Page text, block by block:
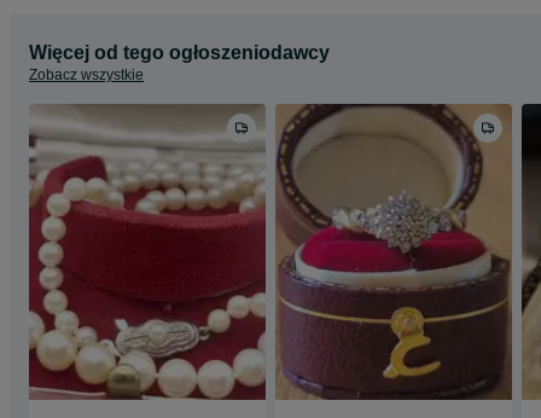
Więcej od tego ogłoszeniodawcy
Zobacz wszystkie